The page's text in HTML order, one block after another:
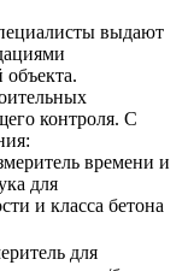
выдают
контроля. С
времени и
для
и класса бетона
для